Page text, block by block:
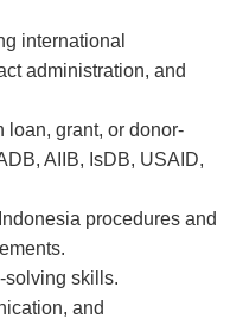
international
administration, and
loan, grant, or donor-
AIIB, IsDB, USAID,
procedures and
solving skills.
and